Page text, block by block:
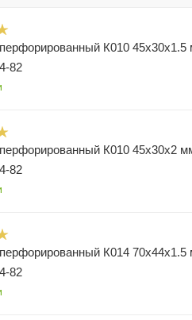
К010 45х30х1.5
82
К010 45х30х2
82
К014 70х44х1.5
82